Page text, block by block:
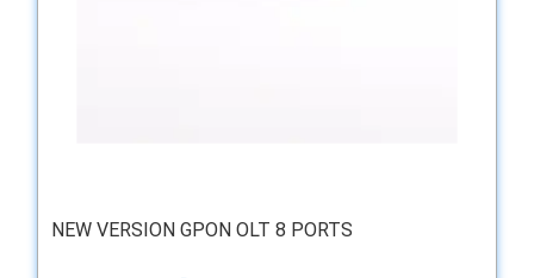
NEW VERSION GPON OLT 8 PORTS